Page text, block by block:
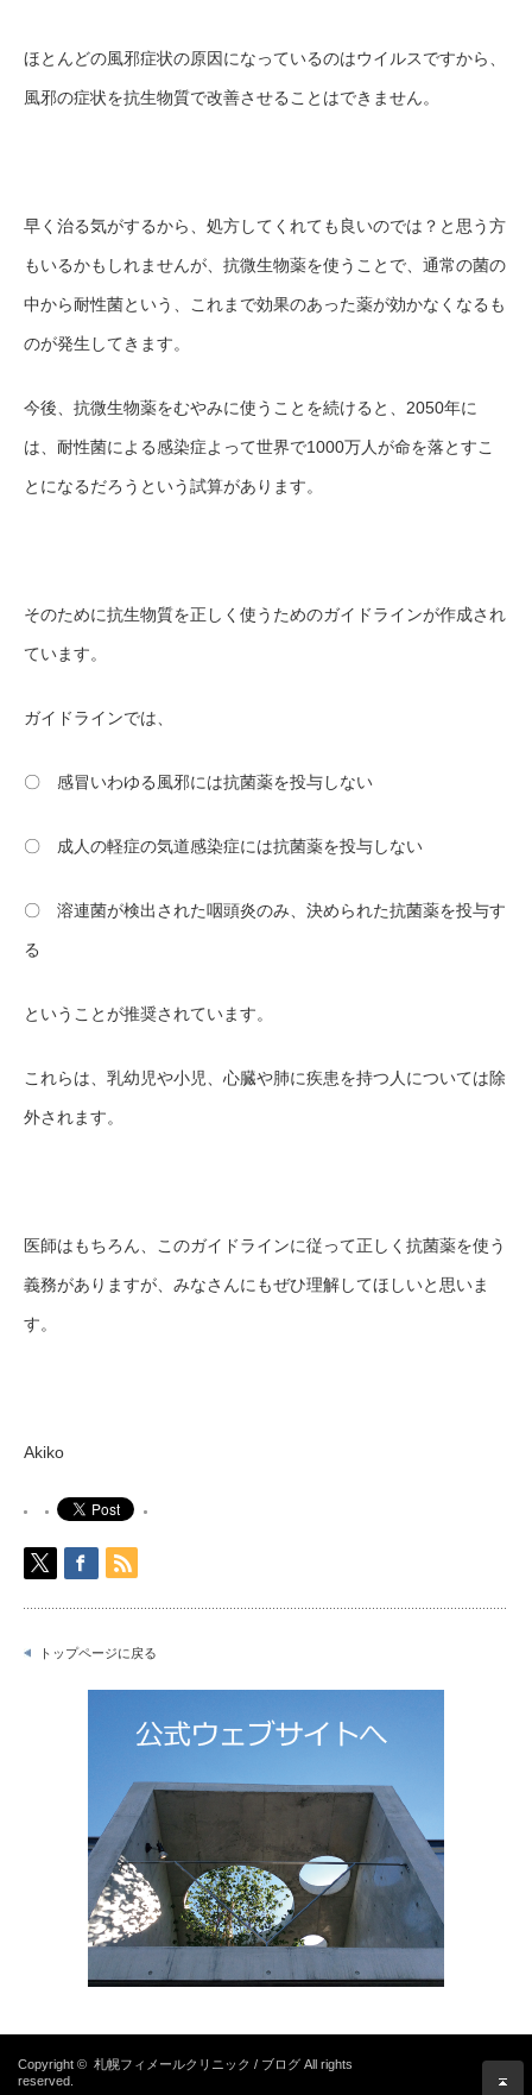
ほとんどの風邪症状の原因になっているのはウイルスですから、
風邪の症状を抗生物質で改善させることはできません。
早く治る気がするから、処方してくれても良いのでは？と思う方
もいるかもしれませんが、抗微生物薬を使うことで、通常の菌の
中から耐性菌という、これまで効果のあった薬が効かなくなるも
のが発生してきます。
今後、抗微生物薬をむやみに使うことを続けると、2050年に
は、耐性菌による感染症よって世界で1000万人が命を落とすこ
とになるだろうという試算があります。
そのために抗生物質を正しく使うためのガイドラインが作成され
ています。
ガイドラインでは、
〇 感冒いわゆる風邪には抗菌薬を投与しない
〇 成人の軽症の気道感染症には抗菌薬を投与しない
〇 溶連菌が検出された咽頭炎のみ、決められた抗菌薬を投与す
る
ということが推奨されています。
これらは、乳幼児や小児、心臓や肺に疾患を持つ人については除
外されます。
医師はもちろん、このガイドラインに従って正しく抗菌薬を使う
義務がありますが、みなさんにもぜひ理解してほしいと思いま
す。
Akiko
トップページに戻る
Copyright © 札幌フィメールクリニック / ブログ All rights
reserved.